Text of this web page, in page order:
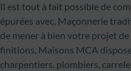
Il est tout à fait possible de
épurées avec. Maçonnerie
de mener à bien votre projet
finitions, Maisons MCA
charpentiers, plombiers,